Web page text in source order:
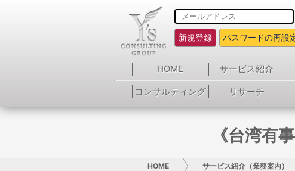
新規登録 パスワードの再設
HOME サービス紹介
コンサルティング
リサーチ
《台湾有
HOME サービス紹介（業務案内）